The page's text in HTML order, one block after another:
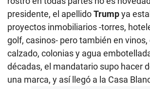
presidente, el apellidoTrumpya
proyectos inmobiliarios -torres,
golf, casinos- pero también en vinos,
calzado, colonias y agua
décadas, el mandatario supo hacer
una marca, y así llegó a la Casa